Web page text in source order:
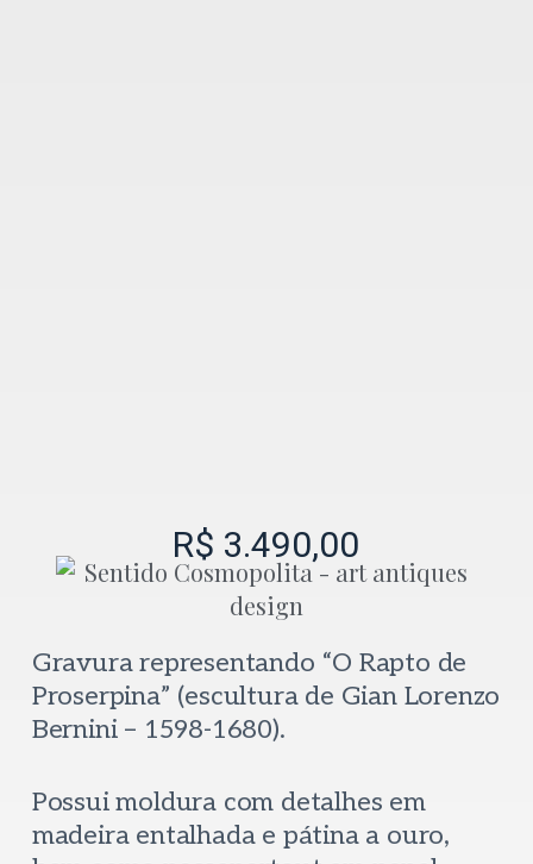
R$ 3.490,00
Gravura representando “O Rapto de
Proserpina” (escultura de Gian Lorenzo
Bernini – 1598-1680).
Possui moldura com detalhes em
madeira entalhada e pátina a ouro,